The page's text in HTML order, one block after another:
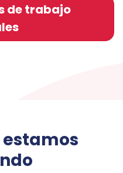
de trabajo
estamos